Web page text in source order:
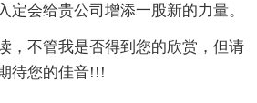
定会给贵公司增添一股新的力量。
，不管我是否得到您的欣赏，但请
待您的佳音!!!